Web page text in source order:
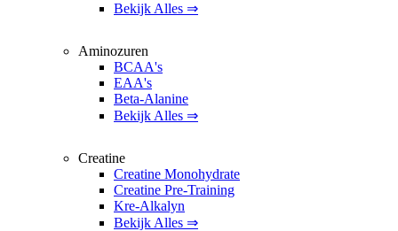
Bekijk Alles ⇒
Aminozuren
BCAA's
EAA's
Beta-Alanine
Bekijk Alles ⇒
Creatine
Creatine Monohydrate
Creatine Pre-Training
Kre-Alkalyn
Bekijk Alles ⇒